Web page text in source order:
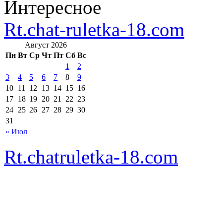
Интересное
Rt.chat-ruletka-18.com
Август 2026
Пн Вт Ср Чт Пт Сб Вс
« Июл
1
2
3
4 5 6 7 8
9
10 11 12 13 14 15 16
17 18 19 20 21 22 23
24 25 26 27 28 29 30
31
Rt.chatruletka-18.com